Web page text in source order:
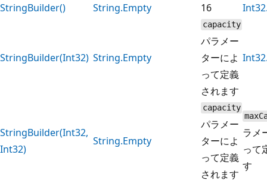
StringBuilder()
String.Empty 16
StringBuilder(Int32) String.Empty
capacity
パラメー
ターによ
って定義
されます
StringBuilder(Int32,
Int32)
String.Empty
capacity
パラメー
ターによ
って定義
されます
ラメ
って
す